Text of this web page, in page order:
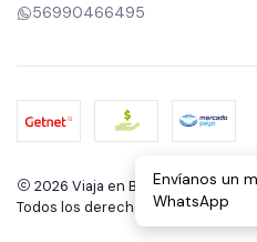
56990466495
2026 Viaja en Bici.
Todos los derechos reservados.
Envíanos un
WhatsApp